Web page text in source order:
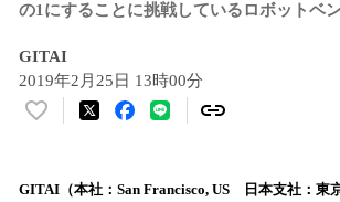
の1にすることに挑戦しているロボットベ
GITAI
2019年2月25日 13時00分
い
！
GITAI（本社：San Francisco, US 日本支社：東